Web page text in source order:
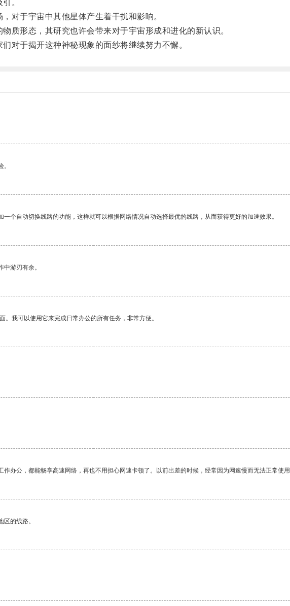
。
于宇宙中其他星体产生着干扰和影响。
形态，其研究也许会带来对于宇宙形成和进化的新认识。
于揭开这种神秘现象的面纱将继续努力不懈。
个自动切换线路的功能，这样就可以根据网络情况自动选择最优的线路，从而获得更好的加速效果。
游刃有余。
我可以使用它来完成日常办公的所有任务，非常方便。
办公，都能畅享高速网络，再也不用担心网速卡顿了。以前出差的时候，经常因为网速慢而无法正常使
的线路。